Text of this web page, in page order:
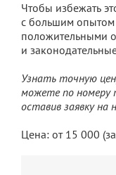
Чтобы избежать
с большим
положительными
и
Узнать точную
можете по номеру
оставив заявку на
Цена: от 15 000